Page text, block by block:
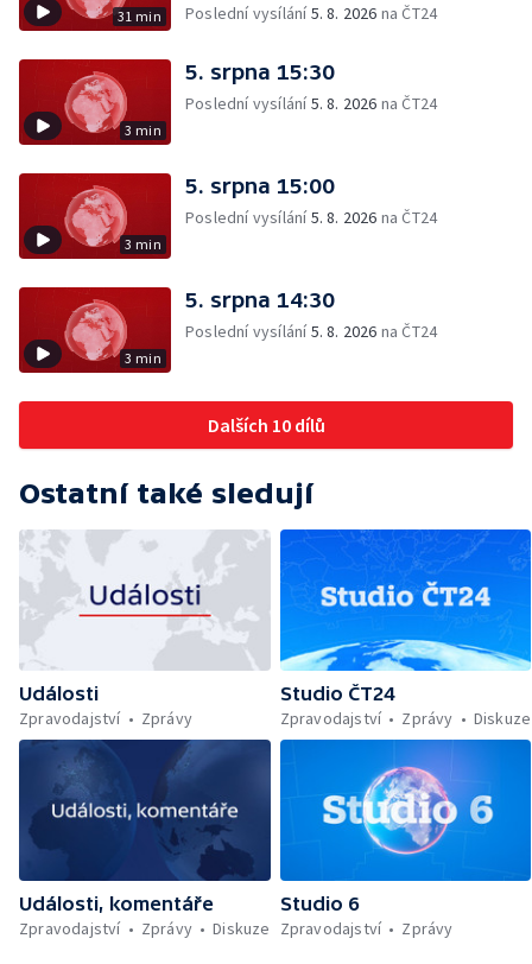
31 min
Poslední vysílání5. 8. 2026 na ČT24
3 min
5. srpna 15:30
Poslední vysílání5. 8. 2026 na ČT24
3 min
5. srpna 15:00
Poslední vysílání5. 8. 2026 na ČT24
3 min
5. srpna 14:30
Poslední vysílání5. 8. 2026 na ČT24
Dalších 10 dílů
Ostatní také sledují
Události
Zpravodajství
Zprávy
Studio ČT24
Zpravodajství
Zprávy Diskuze
Události, komentáře
Zpravodajství
Zprávy Diskuze
Studio 6
Zpravodajství
Zprávy